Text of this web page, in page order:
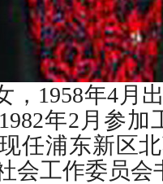
， 1958年4月
1982年2 月参加
任浦东新区
会工作委员会